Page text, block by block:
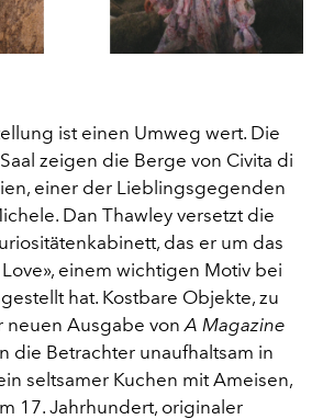
ist einen Umweg wert. Die
zeigen die Berge von Civita di
einer der Lieblingsgegenden
Dan Thawley versetzt die
das er um das
einem wichtigen Motiv bei
hat. Kostbare Objekte, zu
neuen Ausgabe von A Magazine
die Betrachter unaufhaltsam in
seltsamer Kuchen mit Ameisen,
17. Jahrhundert, originaler